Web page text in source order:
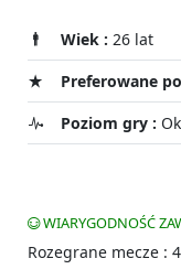
Wiek : 26 lat
Preferowane
Poziom gry :
WIARYGODNOŚĆ
Rozegrane mecze : 4